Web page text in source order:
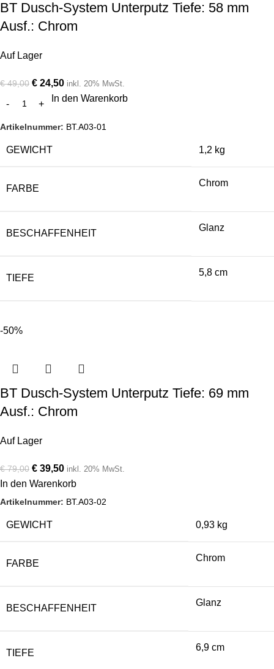
BT Dusch-System Unterputz Tiefe: 58 mm
Ausf.: Chrom
Auf Lager
€49,00 € 24,50 inkl. 20% MwSt.
In den Warenkorb
Artikelnummer: BT.A03-01
GEWICHT 1,2 kg
FARBE
Chrom
BESCHAFFENHEIT
Glanz
TIEFE
5,8 cm
-50%
BT Dusch-System Unterputz Tiefe: 69 mm
Ausf.: Chrom
Auf Lager
€79,00 € 39,50 inkl. 20% MwSt.
In den Warenkorb
Artikelnummer: BT.A03-02
GEWICHT 0,93 kg
FARBE
Chrom
BESCHAFFENHEIT
Glanz
TIEFE
6,9 cm